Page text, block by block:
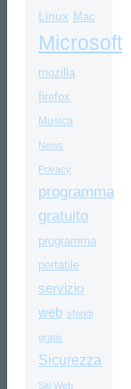
Linux Mac
Microsoft
mozilla
firefox
Musica
News
Privacy
programma
gratuito
programma
portatile
servizio
web sfondi
gratis
Sicurezza
Siti Web